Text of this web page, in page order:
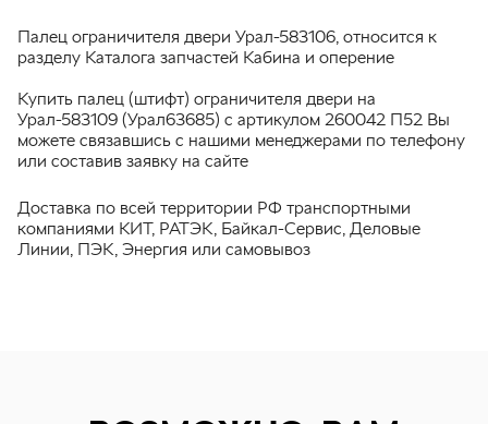
Палец ограничителя двери Урал-583106, относится к
разделу Каталога запчастей Кабина и оперение
Купить палец (штифт) ограничителя двери на
Урал-583109 (Урал63685) с артикулом 260042 П52 Вы
можете связавшись с нашими менеджерами по телефону
или составив заявку на сайте
Доставка по всей территории РФ транспортными
компаниями КИТ, РАТЭК, Байкал-Сервис, Деловые
Линии, ПЭК, Энергия или самовывоз